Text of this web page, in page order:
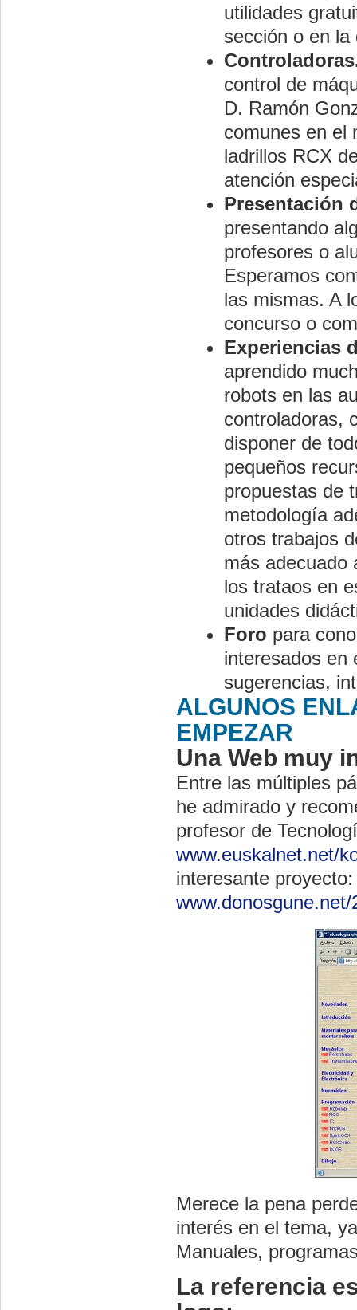
utilidades
sección o en la
control de
D. Ramón
comunes en el
ladrillos RCX
atención
Presentación
presentando
profesores o
Esperamos
las mismas. A
concurso o
Experiencias
aprendido
robots en las
controladoras,
disponer de
pequeños
propuestas de
metodología
otros trabajos
más adecuado
los trataos en
unidades
Foro para
interesados en
sugerencias,
ALGUNOS
EMPEZAR
Una Web muy
Entre las múltiples
he admirado y
profesor de
www.euskalnet.net/
interesante
www.donosgune.net/
Merece la pena
interés en el tema,
Manuales,
La referencia